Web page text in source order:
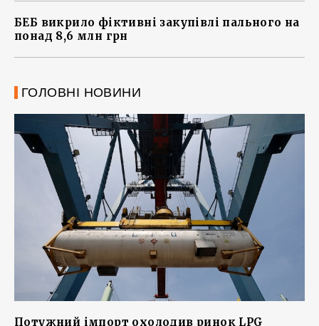
БЕБ викрило фіктивні закупівлі пального на
понад 8,6 млн грн
ГОЛОВНІ НОВИНИ
Потужний імпорт охолодив ринок LPG